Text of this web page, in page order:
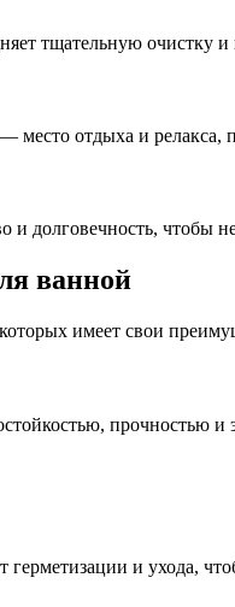
тщательную очистку
отдыха и релакса,
долговечность, чтобы
ванной
имеет свои
прочностью
и ухода,